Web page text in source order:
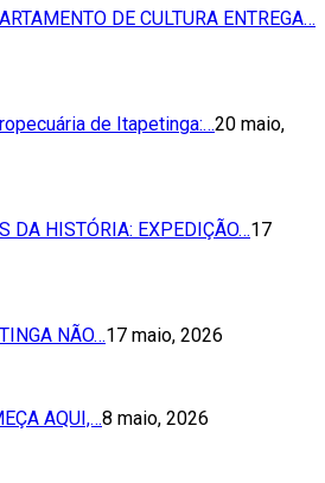
DE CULTURA ENTREGA…
de Itapetinga:…20 maio,
DA HISTÓRIA: EXPEDIÇÃO…17
NÃO…17 maio, 2026
AQUI,…8 maio, 2026